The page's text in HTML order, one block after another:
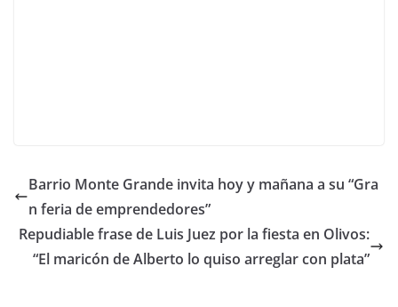
Barrio Monte Grande invita hoy y mañana a su “Gra
n feria de emprendedores”
Repudiable frase de Luis Juez por la fiesta en Olivos:
“El maricón de Alberto lo quiso arreglar con plata”